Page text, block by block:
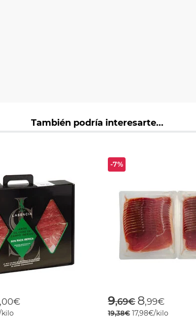
También podría interesarte...
from
,00€
-7%
Price reduced
9,69€to
8,99€
19,38€ 17,98€/kilo